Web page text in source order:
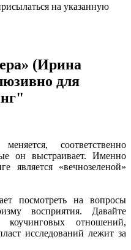
на указанную
(Ирина
для
соответственно
он выстраивает. Именно
является «вечнозеленой»
посмотреть на вопросы
восприятия. Давайте
коучинговых отношений,
исследований лежит за